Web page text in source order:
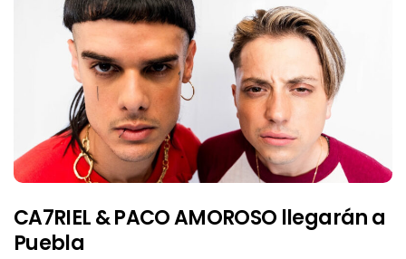
CA7RIEL & PACO AMOROSO llegarán a
Puebla